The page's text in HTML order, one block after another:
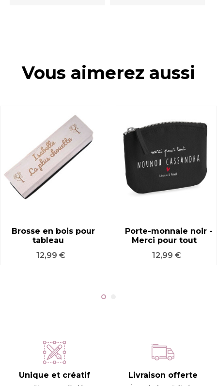
Vous aimerez aussi
Brosse en bois pour
tableau
Prix
12,99 €
Porte-monnaie noir -
Merci pour tout
Prix
12,99 €
Unique et créatif
Livraison offerte